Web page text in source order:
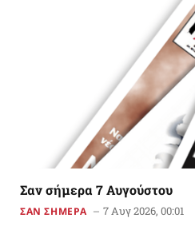
Σαν σήμερα 7 Αυγούστου
ΣΑΝ ΣΗΜΕΡΑ 7 Αυγ 2026, 00:01